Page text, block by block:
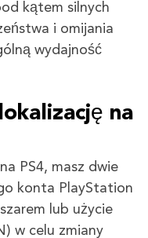
kątem silnych
i omijania
wydajność
na
PS4, masz dwie
konta PlayStation
lub użycie
w celu zmiany